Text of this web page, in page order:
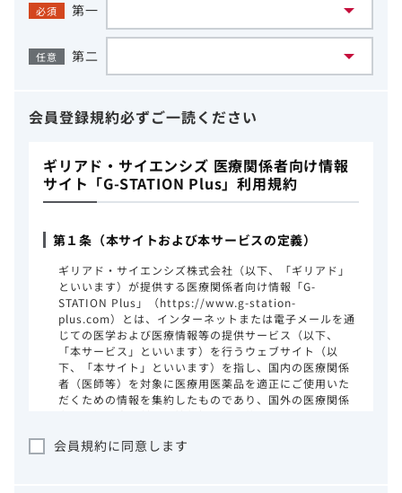
必須 第一
任意 第二
会員登録規約必ずご一読ください
ギリアド・サイエンシズ 医療関係者向け情報
サイト「G-STATION Plus」利用規約
第１条（本サイトおよび本サービスの定義）
ギリアド・サイエンシズ株式会社（以下、「ギリアド」
といいます）が提供する医療関係者向け情報「G-
STATION Plus」（https://www.g-station-
plus.com）とは、インターネットまたは電子メールを通
じての医学および医療情報等の提供サービス（以下、
「本サービス」といいます）を行うウェブサイト（以
下、「本サイト」といいます）を指し、国内の医療関係
者（医師等）を対象に医療用医薬品を適正にご使用いた
だくための情報を集約したものであり、国外の医療関係
事項をご熟読いただき、同意された場合のみご利用くだ
会員規約に同意します